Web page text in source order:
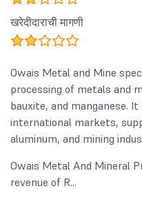
खरेदीदाराची मागणी
Owais Metal and Mine
processing of metals and
bauxite, and manganese.
international markets,
aluminum, and mining
Owais Metal And Mineral
revenue of R...